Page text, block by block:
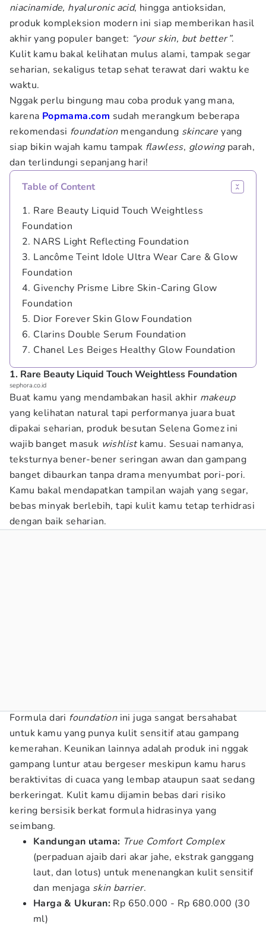
niacinamide, hyaluronic acid, hingga antioksidan,
produk kompleksion modern ini siap memberikan hasil
akhir yang populer banget: “your skin, but better”.
Kulit kamu bakal kelihatan mulus alami, tampak segar
seharian, sekaligus tetap sehat terawat dari waktu ke
waktu.
Nggak perlu bingung mau coba produk yang mana,
karena Popmama.com sudah merangkum beberapa
rekomendasi foundationmengandung skincare yang
siap bikin wajah kamu tampak flawless, glowingparah,
dan terlindungi sepanjang hari!
Table of Content
1. Rare Beauty Liquid Touch Weightless
Foundation
2. NARS Light Reflecting Foundation
3. Lancôme Teint Idole Ultra Wear Care & Glow
Foundation
4. Givenchy Prisme Libre Skin-Caring Glow
Foundation
5. Dior Forever Skin Glow Foundation
6. Clarins Double Serum Foundation
7. Chanel Les Beiges Healthy Glow Foundation
1. Rare Beauty Liquid Touch Weightless Foundation
sephora.co.id
Buat kamu yang mendambakan hasil akhir makeup
yang kelihatan natural tapi performanya juara buat
dipakai seharian, produk besutan Selena Gomez ini
wajib banget masuk wishlistkamu. Sesuai namanya,
teksturnya bener-bener seringan awan dan gampang
banget dibaurkan tanpa drama menyumbat pori-pori.
Kamu bakal mendapatkan tampilan wajah yang segar,
bebas minyak berlebih, tapi kulit kamu tetap terhidrasi
dengan baik seharian.
Formula dari foundationini juga sangat bersahabat
untuk kamu yang punya kulit sensitif atau gampang
kemerahan. Keunikan lainnya adalah produk ini nggak
gampang luntur atau bergeser meskipun kamu harus
beraktivitas di cuaca yang lembap ataupun saat sedang
berkeringat. Kulit kamu dijamin bebas dari risiko
kering bersisik berkat formula hidrasinya yang
seimbang.
Kandungan utama: True Comfort Complex
(perpaduan ajaib dari akar jahe, ekstrak ganggang
laut, dan lotus) untuk menenangkan kulit sensitif
dan menjaga skin barrier.
Harga & Ukuran: Rp 650.000 - Rp 680.000 (30
ml)